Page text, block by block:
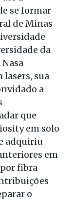
se formar
de Minas
da
sua
a
que
em solo
adquiriu
em
fibra
o